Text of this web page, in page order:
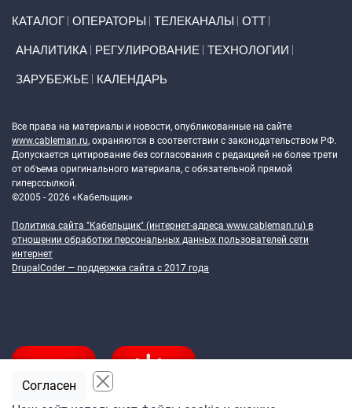
КАТАЛОГ ОПЕРАТОРЫ ТЕЛЕКАНАЛЫ ОТТ
АНАЛИТИКА РЕГУЛИРОВАНИЕ ТЕХНОЛОГИИ
ЗАРУБЕЖЬЕ КАЛЕНДАРЬ
Все права на материалы и новости, опубликованные на сайте
www.cableman.ru, охраняются в соответствии с законодательством РФ.
Допускается цитирование без согласования с редакцией не более трети
от объема оригинального материала, с обязательной прямой
гиперссылкой.
©2005 - 2026 «Кабельщик»
Политика сайта "Кабельщик" (интернет-адреса www.cableman.ru) в
отношении обработки персональных данных пользователей сети
интернет
DrupalCoder — поддержка сайта c 2017 года
Согласен